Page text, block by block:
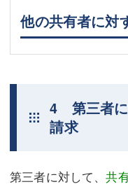
他の共有者に対
4 第三者に
請求
第三者に対して、共